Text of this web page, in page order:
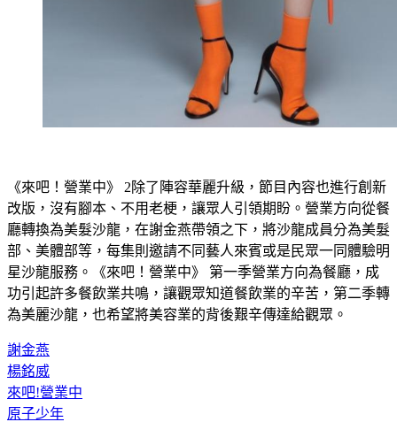
《來吧！營業中》 2除了陣容華麗升級，節目內容也進行創新
改版，沒有腳本、不用老梗，讓眾人引領期盼。營業方向從餐
廳轉換為美髮沙龍，在謝金燕帶領之下，將沙龍成員分為美髮
部、美體部等，每集則邀請不同藝人來賓或是民眾一同體驗明
星沙龍服務。《來吧！營業中》 第一季營業方向為餐廳，成
功引起許多餐飲業共鳴，讓觀眾知道餐飲業的辛苦，第二季轉
為美麗沙龍，也希望將美容業的背後艱辛傳達給觀眾。
謝金燕
楊銘威
來吧!營業中
原子少年